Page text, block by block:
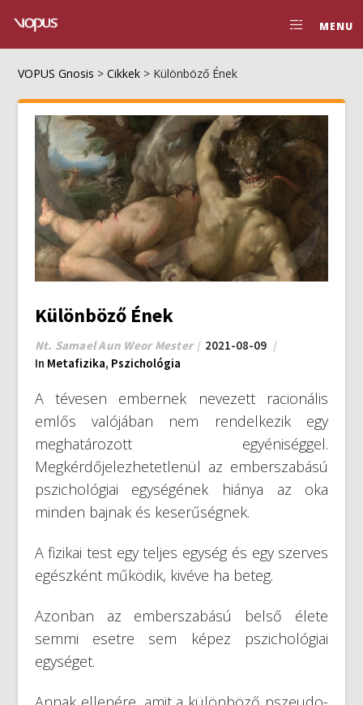
MENU
VOPUS Gnosis >Cikkek > Különböző Ének
Különböző Ének
Nt. Samael Aun Weor Mester
2021-08-09
In Metafizika, Pszichológia
A tévesen embernek nevezett racionális
emlős valójában nem rendelkezik egy
meghatározott egyéniséggel.
Megkérdőjelezhetetlenül az emberszabású
pszichológiai egységének hiánya az oka
minden bajnak és keserűségnek.
A fizikai test egy teljes egység és egy szerves
egészként működik, kivéve ha beteg.
Azonban az emberszabású belső élete
semmi esetre sem képez pszichológiai
egységet.